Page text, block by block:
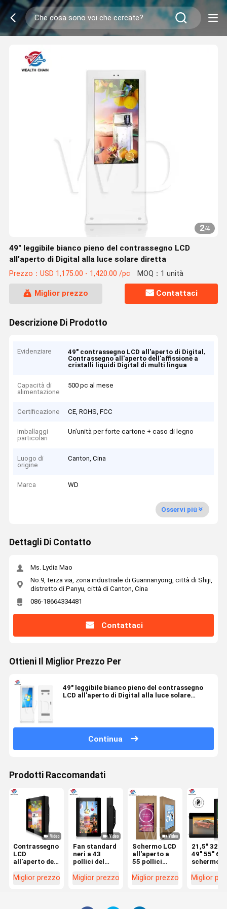
2/4
49" leggibile bianco pieno del contrassegno LCD
all'aperto di Digital alla luce solare diretta
Prezzo：USD 1,175.00 - 1,420.00 /pc MOQ：1 unità
Miglior prezzo Contattaci
Descrizione Di Prodotto
Evidenziare 49" contrassegno LCD all'aperto di Digital,
Contrassegno all'aperto dell'affissione a
cristalli liquidi Digital di multi lingua
Capacità di
alimentazione
500 pc al mese
Certificazione CE, ROHS, FCC
Imballaggi
particolari
Un'unità per forte cartone + caso di legno
Luogo di
origine
Canton, Cina
Marca WD
Osservi più
Dettagli Di Contatto
Ms. Lydia Mao
No.9, terza via, zona industriale di Guannanyong, città di Shiji,
distretto di Panyu, città di Canton, Cina
086-18664334481
Contattaci
Ottieni Il Miglior Prezzo Per
49" leggibile bianco pieno del contrassegno
LCD all'aperto di Digital alla luce solare
Continua
Prodotti Raccomandati
Contrassegno
LCD
all'aperto del
Digital per la
Miglior prezzo
Fan standard
neri a 43
pollici del
LCD
verticale di
Miglior prezzo
Schermo LCD
all'aperto a
55 pollici
affinchè
media
Miglior prezzo
21,5" 32"
49" 55" 65"
schermo
Miglior